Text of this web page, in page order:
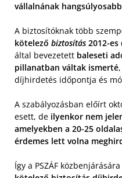
vállalnának
A biztosítóknak több
kötelező biztosítás 2012-
által bevezetett baleseti
pillanatban váltak ismerté
díjhirdetés időpontja és
A szabályozásban előírt
esett, de ilyenkor nem
amelyekben a 20-25
érdemes lett volna
Így a PSZÁF közbenjárására